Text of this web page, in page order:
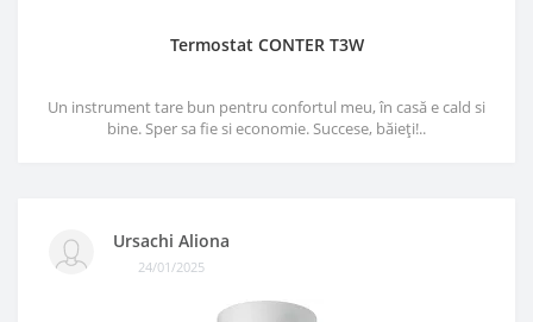
Termostat CONTER T3W
Un instrument tare bun pentru confortul meu, în casă e cald si
bine. Sper sa fie si economie. Succese, băieți!..
Ursachi Aliona
24/01/2025